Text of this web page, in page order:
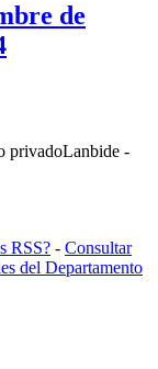
de
privadoLanbide -
RSS? - Consultar
del Departamento